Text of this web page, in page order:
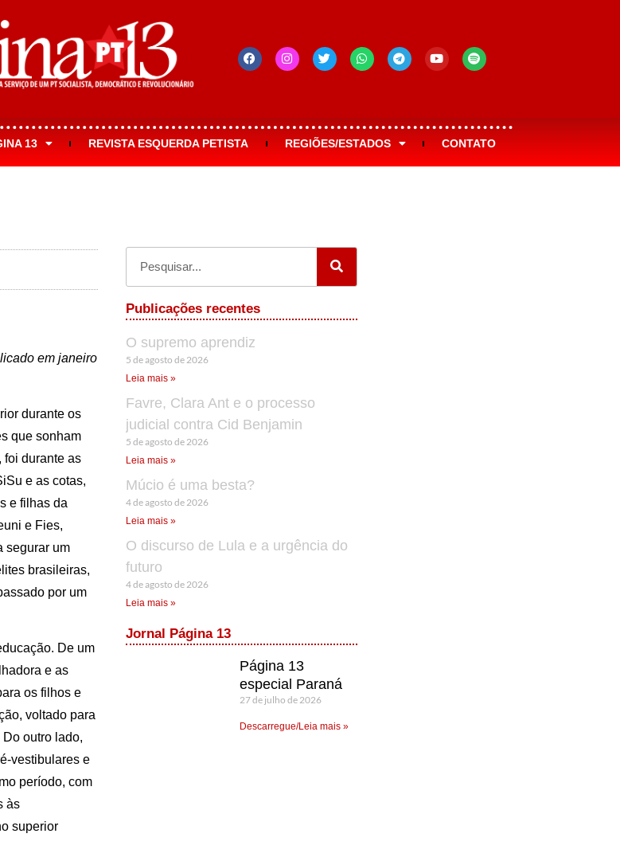
13 REVISTA ESQUERDA PETISTA REGIÕES/ESTADOS CONTATO
em janeiro
durante os
que sonham
foi durante as
e as cotas,
e filhas da
e Fies,
segurar um
brasileiras,
por um
De um
e as
os filhos e
voltado para
outro lado,
vestibulares e
período, com
às
superior
Publicações recentes
O supremo aprendiz
5 de agosto de 2026
Leia mais »
Favre, Clara Ant e o processo
judicial contra Cid Benjamin
5 de agosto de 2026
Leia mais »
Múcio é uma besta?
4 de agosto de 2026
Leia mais »
O discurso de Lula e a urgência do
futuro
4 de agosto de 2026
Leia mais »
Jornal Página 13
Página 13
especial Paraná
27 de julho de 2026
Descarregue/Leia mais »